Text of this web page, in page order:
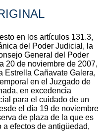
en los artículos 131.3,
del Poder Judicial, la
General del Poder
20 de noviembre de 2007,
Estrella Cañavate Galera,
en el Juzgado de
en excedencia
para el cuidado de un
el día 19 de noviembre
de plaza de la que es
a efectos de antigüedad,